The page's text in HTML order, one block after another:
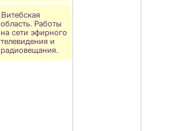
Витебская
область. Работы
на сети эфирного
телевидения и
радиовещания.